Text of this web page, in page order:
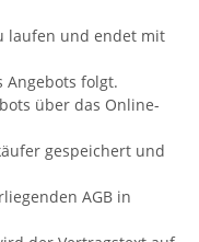
laufen und endet mit
Angebots folgt.
über das Online-
gespeichert und
AGB in